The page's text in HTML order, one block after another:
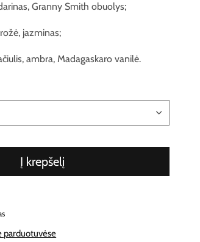
Granny Smith obuolys;
jazminas;
ambra, Madagaskaro vanilė.
Į krepšelį
parduotuvėse